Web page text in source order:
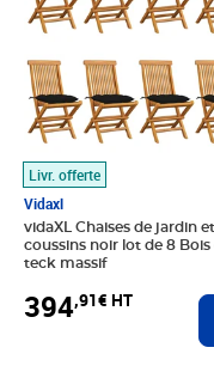
Livr. offerte
Vidaxl
vidaXL Chaises de jardin et
coussins noir lot de 8 Bois
teck massif
394,91€ HT